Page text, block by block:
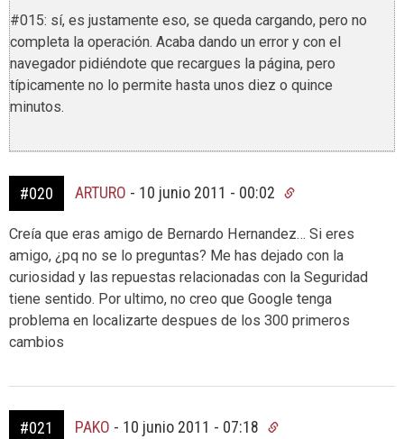
#015: sí, es justamente eso, se queda cargando, pero no
completa la operación. Acaba dando un error y con el
navegador pidiéndote que recargues la página, pero
típicamente no lo permite hasta unos diez o quince
minutos.
#020 ARTURO - 10 junio 2011 - 00:02
Creía que eras amigo de Bernardo Hernandez… Si eres
amigo, ¿pq no se lo preguntas? Me has dejado con la
curiosidad y las repuestas relacionadas con la Seguridad
tiene sentido. Por ultimo, no creo que Google tenga
problema en localizarte despues de los 300 primeros
cambios
#021 PAKO - 10 junio 2011 - 07:18